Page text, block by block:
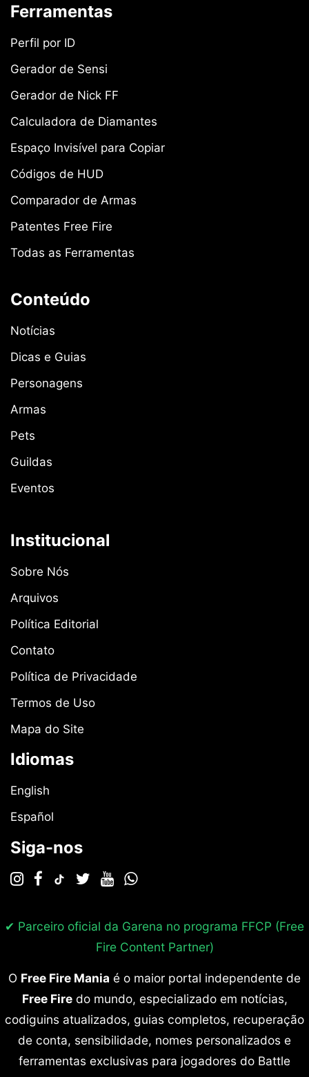
Ferramentas
Perfil por ID
Gerador de Sensi
Gerador de Nick FF
Calculadora de Diamantes
Espaço Invisível para Copiar
Códigos de HUD
Comparador de Armas
Patentes Free Fire
Todas as Ferramentas
Conteúdo
Notícias
Dicas e Guias
Personagens
Armas
Pets
Guildas
Eventos
Institucional
Sobre Nós
Arquivos
Política Editorial
Contato
Política de Privacidade
Termos de Uso
Mapa do Site
Idiomas
English
Español
Siga-nos
✔ Parceiro oficial da Garena no programa FFCP (Free
Fire Content Partner)
O Free Fire Mania é o maior portal independente de
Free Firedo mundo, especializado em notícias,
codiguins atualizados, guias completos, recuperação
de conta, sensibilidade, nomes personalizados e
ferramentas exclusivas para jogadores do Battle